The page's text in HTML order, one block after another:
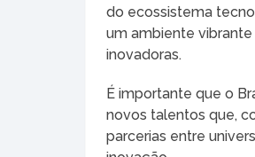
do ecossistema
um ambiente
inovadoras.
É importante que o
novos talentos que,
parcerias entre